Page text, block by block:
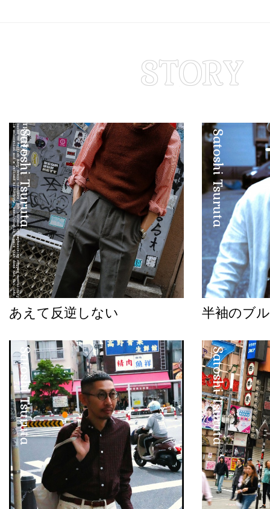
Satoshi Tsuruta
あえて反逆しない
Satoshi Tsuruta
半袖のブ
Satoshi Tsuruta Satoshi Tsuruta